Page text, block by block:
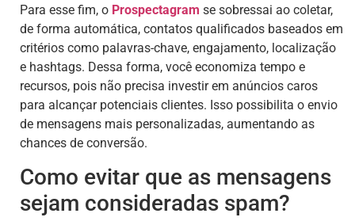
Para esse fim, o Prospectagram se sobressai ao coletar,
de forma automática, contatos qualificados baseados em
critérios como palavras-chave, engajamento, localização
e hashtags. Dessa forma, você economiza tempo e
recursos, pois não precisa investir em anúncios caros
para alcançar potenciais clientes. Isso possibilita o envio
de mensagens mais personalizadas, aumentando as
chances de conversão.
Como evitar que as mensagens
sejam consideradas spam?